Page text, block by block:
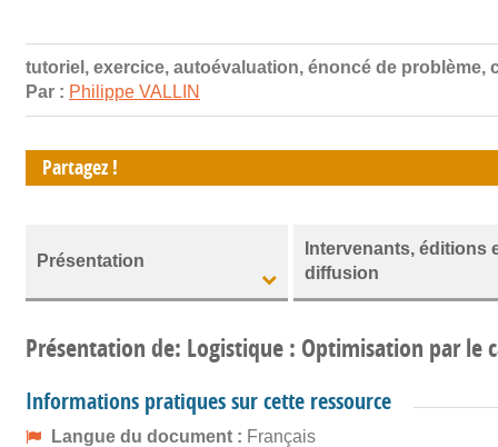
tutoriel, exercice, autoévaluation, énoncé de problème,
Par : Philippe VALLIN
Partagez !
Présentation
Intervenants, éditions
diffusion
Présentation de: Logistique : Optimisation par le
Informations pratiques sur cette ressource
Langue du document : Français